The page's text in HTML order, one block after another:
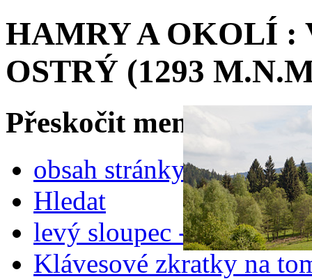
HAMRY A OKOLÍ :
OSTRÝ (1293
Přeskočit menu na
obsah stránky
Hledat
levý sloupec -
Klávesové zkratky na